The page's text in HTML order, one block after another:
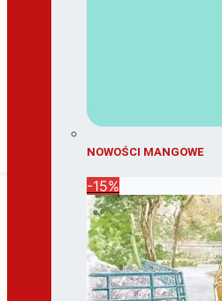
NOWOŚCI MANGOWE
-15%